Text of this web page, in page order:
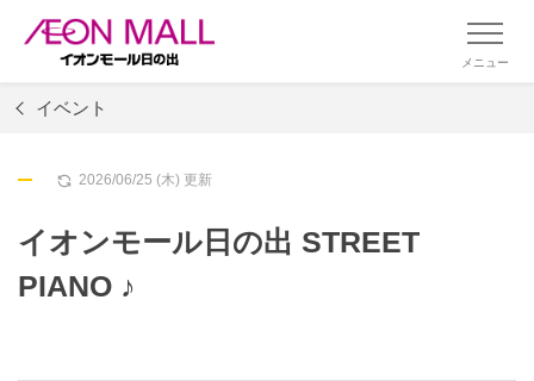
メニュー
イベント
2026/06/25 (木) 更新
イオンモール日の出 STREET
PIANO ♪